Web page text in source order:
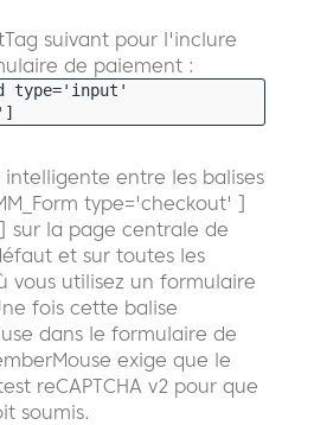
suivant pour l'inclure
de paiement :
type='input'
intelligente entre les balises
type='checkout' ]
sur la page centrale de
et sur toutes les
vous utilisez un formulaire
fois cette balise
dans le formulaire de
exige que le
reCAPTCHA v2 pour que
soumis.